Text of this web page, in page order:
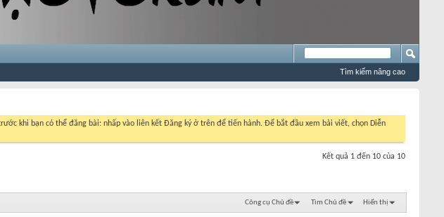
Tìm kiếm nâng cao
khi bạn có thể đăng bài: nhấp vào liên kết Đăng ký ở trên để tiến hành. Để bắt đầu xem bài viết, chọn Diễn
Kết quả 1 đến 10 của 10
Công cụ Chủ đề Tìm Chủ đề Hiển thị